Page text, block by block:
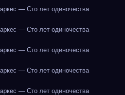
— Сто лет одиночества
— Сто лет одиночества
— Сто лет одиночества
— Сто лет одиночества
— Сто лет одиночества